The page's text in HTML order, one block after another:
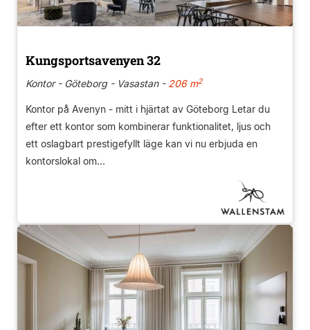
Kungsportsavenyen 32
Kontor - Göteborg - Vasastan -206 m2
Kontor på Avenyn - mitt i hjärtat av Göteborg Letar du
efter ett kontor som kombinerar funktionalitet, ljus och
ett oslagbart prestigefyllt läge kan vi nu erbjuda en
kontorslokal om...